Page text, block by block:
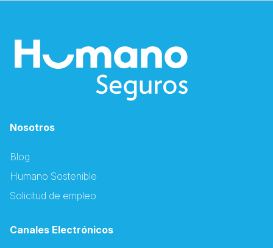
Nosotros
Blog
Humano Sostenible
Solicitud de empleo
Canales Electrónicos